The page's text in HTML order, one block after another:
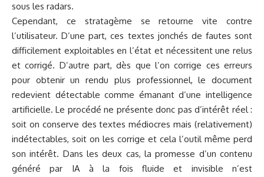
sous les radars.
Cependant, ce stratagème se retourne vite contre
l’utilisateur. D’une part, ces textes jonchés de fautes sont
difficilement exploitables en l’état et nécessitent une relus
et corrigé. D’autre part, dès que l’on corrige ces erreurs
pour obtenir un rendu plus professionnel, le document
redevient détectable comme émanant d’une intelligence
artificielle. Le procédé ne présente donc pas d’intérêt réel :
soit on conserve des textes médiocres mais (relativement)
indétectables, soit on les corrige et cela l’outil même perd
son intérêt. Dans les deux cas, la promesse d’un contenu
généré par IA à la fois fluide et invisible n’est